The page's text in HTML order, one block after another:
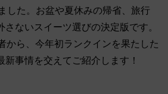
した。お盆や夏休みの帰省、旅行
ないスイーツ選びの決定版です。
から、今年初ランクインを果たした
事情を交えてご紹介します！